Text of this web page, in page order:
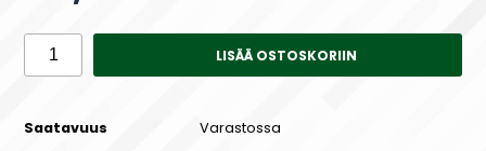
LISÄÄ OSTOSKORIIN
Saatavuus Varastossa